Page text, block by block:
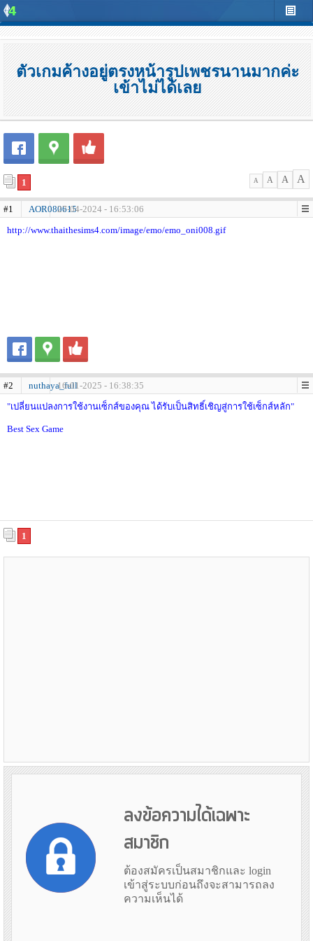
ตัวเกมค้างอยู่ตรงหน้ารูปเพชรนานมากค่ะ
เข้าไม่ได้เลย
1 A A A A
#1 AOR08061527-04-2024 - 16:53:06
http://www.thaithesims4.com/image/emo/emo_oni008.gif
#2 nuthaya_full16-01-2025 - 16:38:35
"เปลี่ยนแปลงการใช้งานเซ็กส์ของคุณ ได้รับเป็นสิทธิ์เชิญสู่การใช้เซ็กส์หลัก"
Best Sex Game
1
ลงข้อความได้เฉพาะ
สมาชิก
ต้องสมัครเป็นสมาชิกและ login
เข้าสู่ระบบก่อนถึงจะสามารถลง
ความเห็นได้